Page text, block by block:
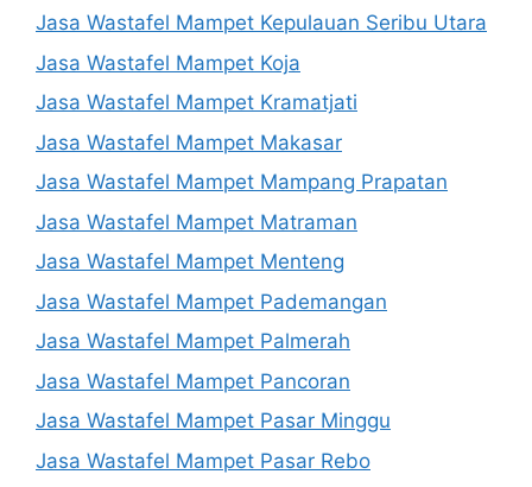
Jasa Wastafel Mampet Kepulauan Seribu Utara
Jasa Wastafel Mampet Koja
Jasa Wastafel Mampet Kramatjati
Jasa Wastafel Mampet Makasar
Jasa Wastafel Mampet Mampang Prapatan
Jasa Wastafel Mampet Matraman
Jasa Wastafel Mampet Menteng
Jasa Wastafel Mampet Pademangan
Jasa Wastafel Mampet Palmerah
Jasa Wastafel Mampet Pancoran
Jasa Wastafel Mampet Pasar Minggu
Jasa Wastafel Mampet Pasar Rebo